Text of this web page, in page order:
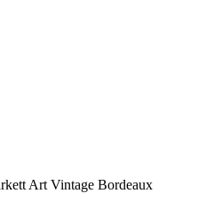
Art Vintage Bordeaux